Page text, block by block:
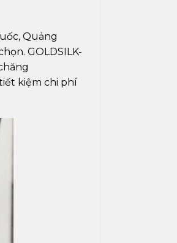
Quảng
GOLDSILK-
kiệm chi phí